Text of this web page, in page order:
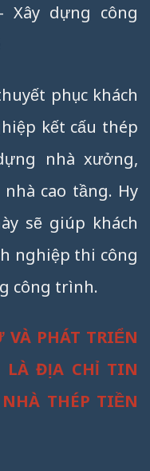
dựng công
phục khách
kết cấu thép
nhà xưởng,
cao tầng. Hy
sẽ giúp khách
nghiệp thi công
công trình.
PHÁT TRIỂN
LÀ ĐỊA CHỈ TIN
THÉP TIỀN